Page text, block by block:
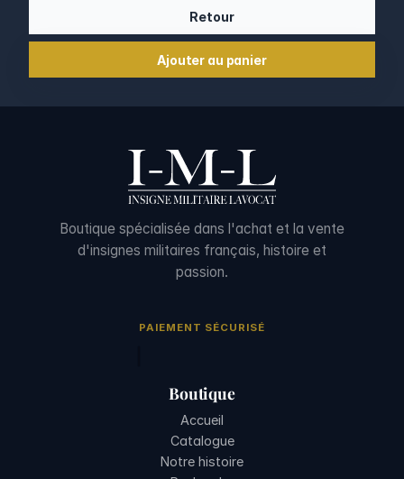
Retour
Ajouter au panier
Boutique spécialisée dans l'achat et la vente
d'insignes militaires français, histoire et
passion.
PAIEMENT SÉCURISÉ
Boutique
Accueil
Catalogue
Notre histoire